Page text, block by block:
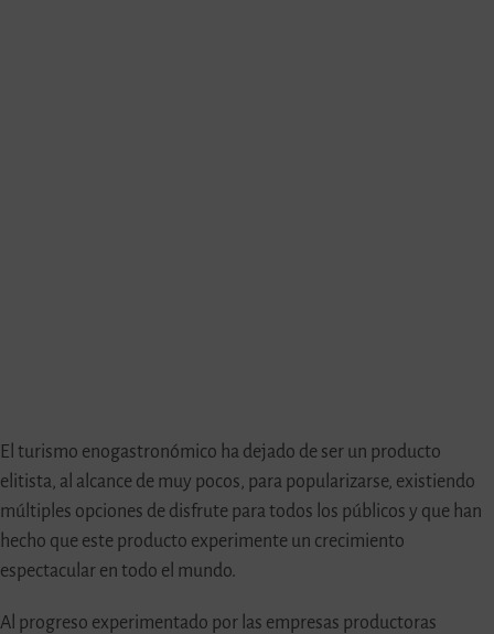
El turismo enogastronómico ha dejado de ser un producto
elitista, al alcance de muy pocos, para popularizarse, existiendo
múltiples opciones de disfrute para todos los públicos y que han
hecho que este producto experimente un crecimiento
espectacular en todo el mundo.
Al progreso experimentado por las empresas productoras